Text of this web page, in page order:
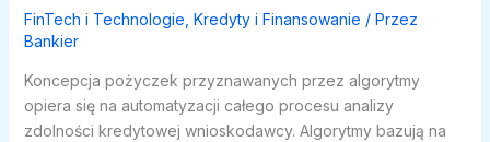
FinTech i Technologie Kredyty i Finansowanie / Przez
Bankier
Koncepcja pożyczek przyznawanych przez algorytmy
opiera się na automatyzacji całego procesu analizy
zdolności kredytowej wnioskodawcy. Algorytmy bazują na